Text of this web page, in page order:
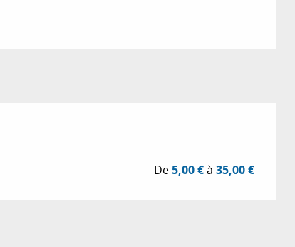
De5,00 €à35,00 €